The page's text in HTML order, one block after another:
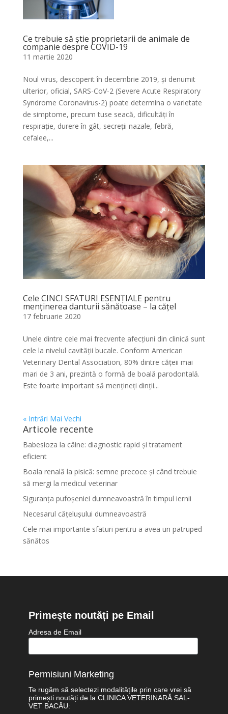
Ce trebuie să știe proprietarii de animale de
companie despre COVID-19
11 martie 2020
Noul virus, descoperit în decembrie 2019, și denumit
ulterior, oficial, SARS-CoV-2 (Severe Acute Respiratory
Syndrome Coronavirus-2) poate determina o varietate
de simptome, precum tuse seacă, dificultăți în
respirație, durere în gât, secreții nazale, febră,
cefalee,...
Cele CINCI SFATURI ESENȚIALE pentru
menținerea danturii sănătoase – la cățel
17 februarie 2020
Unele dintre cele mai frecvente afecțiuni din clinică sunt
cele la nivelul cavității bucale. Conform American
Veterinary Dental Association, 80% dintre cățeii mai
mari de 3 ani, prezintă o formă de boală parodontală.
Este foarte important să mențineți dinții...
« Intrări Mai Vechi
Articole recente
Babesioza la câine: diagnostic rapid și tratament
eficient
Boala renală la pisică: semne precoce și când trebuie
să mergi la medicul veterinar
Siguranța pufoșeniei dumneavoastră în timpul iernii
Necesarul cățelușului dumneavoastră
Cele mai importante sfaturi pentru a avea un patruped
sănătos
Primește noutăți pe Email
Adresa de Email
Permisiuni Marketing
Te rugăm să selectezi modalitățile prin care vrei să
primești noutăți de la CLINICA VETERINARĂ SAL-
VET BACĂU: